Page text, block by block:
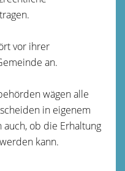
vor ihrer
an.
wägen alle
in eigenem
auch, ob die Erhaltung
kann.